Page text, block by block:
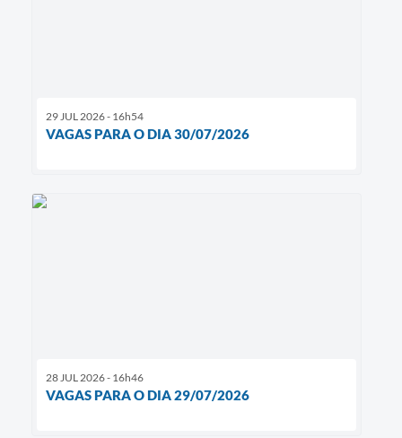
29 JUL 2026 - 16h54
VAGAS PARA O DIA 30/07/2026
28 JUL 2026 - 16h46
VAGAS PARA O DIA 29/07/2026